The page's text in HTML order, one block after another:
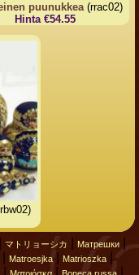
puunukkea(rrac02)
Hinta €54.55
マトリョーシカ Матрешки|
Matroesjka| Matrioszka|
Ματριόσκα Boneca russa